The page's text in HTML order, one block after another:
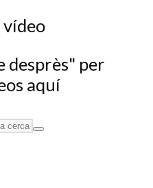
vídeo
desprès" per
aquí